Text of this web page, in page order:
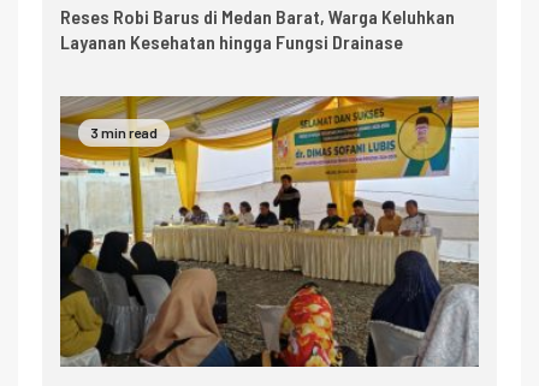
Reses Robi Barus di Medan Barat, Warga Keluhkan
Layanan Kesehatan hingga Fungsi Drainase
3 min read